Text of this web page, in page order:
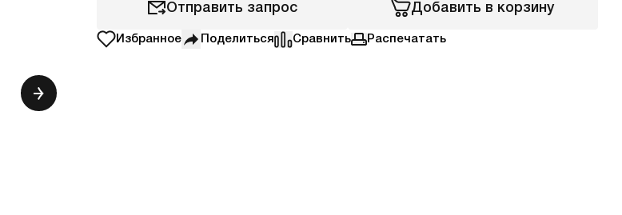
Отправить запрос Добавить в корзину
Избранное Поделиться Сравнить Распечатать